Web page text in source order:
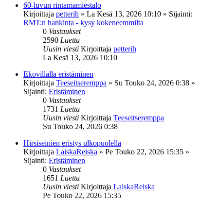
60-luvun rintamamiestalo
Kirjoittaja petterih » La Kesä 13, 2026 10:10 » Sijainti:
RMT:n hankinta - kysy kokeneemmilta
0 Vastaukset
2590 Luettu
Uusin viesti Kirjoittaja petterih
La Kesä 13, 2026 10:10
Ekovillalla eristäminen
Kirjoittaja Teeseitseremppa » Su Touko 24, 2026 0:38 »
Sijainti: Eristäminen
0 Vastaukset
1731 Luettu
Uusin viesti Kirjoittaja Teeseitseremppa
Su Touko 24, 2026 0:38
Hirsiseinien eristys ulkopuolella
Kirjoittaja LaiskaReiska » Pe Touko 22, 2026 15:35 »
Sijainti: Eristäminen
0 Vastaukset
1651 Luettu
Uusin viesti Kirjoittaja LaiskaReiska
Pe Touko 22, 2026 15:35